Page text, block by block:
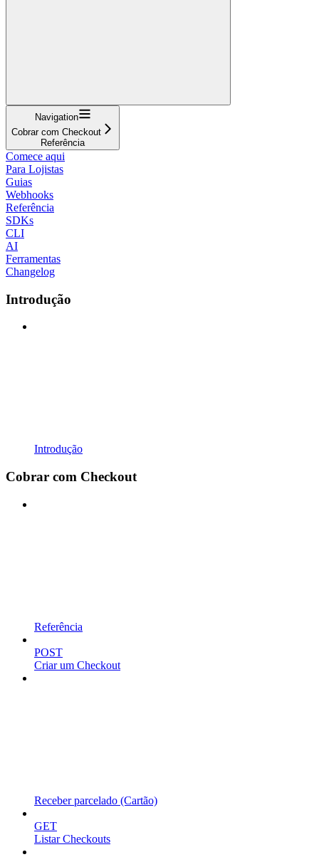
Navigation
Cobrar com Checkout
Referência
Comece aqui
Para Lojistas
Guias
Webhooks
Referência
SDKs
CLI
AI
Ferramentas
Changelog
Introdução
Introdução
Cobrar com Checkout
Referência
POST
Criar um Checkout
Receber parcelado (Cartão)
GET
Listar Checkouts